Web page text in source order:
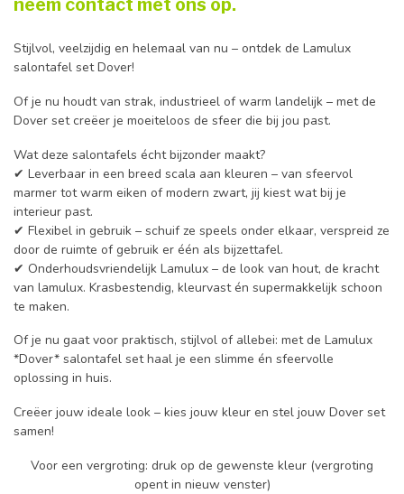
neem contact met ons op.
Stijlvol, veelzijdig en helemaal van nu – ontdek de Lamulux
salontafel set Dover!
Of je nu houdt van strak, industrieel of warm landelijk – met de
Dover set creëer je moeiteloos de sfeer die bij jou past.
Wat deze salontafels écht bijzonder maakt?
✔ Leverbaar in een breed scala aan kleuren – van sfeervol
marmer tot warm eiken of modern zwart, jij kiest wat bij je
interieur past.
✔ Flexibel in gebruik – schuif ze speels onder elkaar, verspreid ze
door de ruimte of gebruik er één als bijzettafel.
✔ Onderhoudsvriendelijk Lamulux – de look van hout, de kracht
van lamulux. Krasbestendig, kleurvast én supermakkelijk schoon
te maken.
Of je nu gaat voor praktisch, stijlvol of allebei: met de Lamulux
*Dover* salontafel set haal je een slimme én sfeervolle
oplossing in huis.
Creëer jouw ideale look – kies jouw kleur en stel jouw Dover set
samen!
Voor een vergroting: druk op de gewenste kleur (vergroting
opent in nieuw venster)